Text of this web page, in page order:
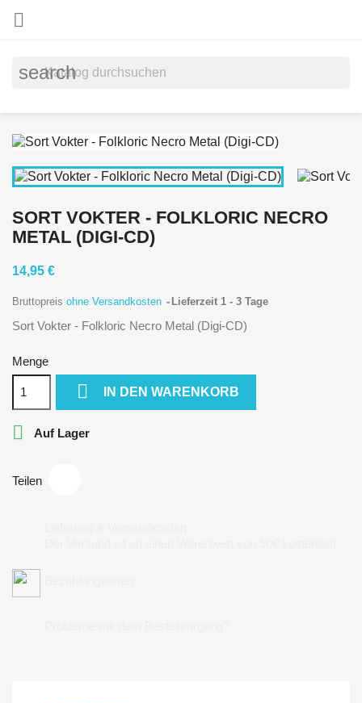

search
SORT VOKTER - FOLKLORIC NECRO
METAL (DIGI-CD)
14,95 €
Bruttopreis ohne Versandkosten Lieferzeit 1 - 3 Tage
Sort Vokter - Folkloric Necro Metal (Digi-CD)
Menge
 IN DEN WARENKORB
 Auf Lager
Teilen